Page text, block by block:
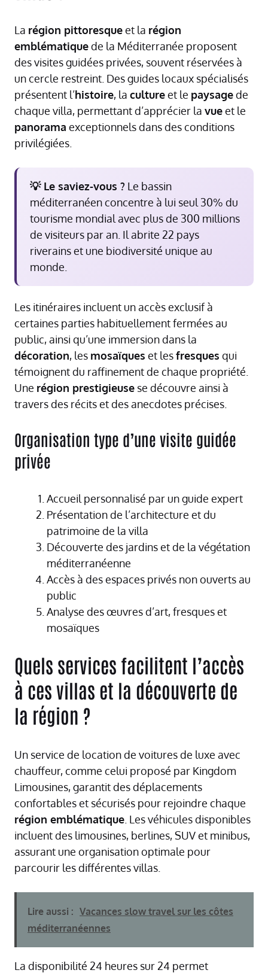
La région pittoresqueet la région
emblématiquede la Méditerranée proposent
des visites guidées privées, souvent réservées à
un cercle restreint. Des guides locaux spécialisés
présentent l’histoire, la cultureet le paysagede
chaque villa, permettant d’apprécier la vueet le
panorama exceptionnels dans des conditions
privilégiées.
💡 Le saviez-vous ? Le bassin
méditerranéen concentre à lui seul 30% du
tourisme mondial avec plus de 300 millions
de visiteurs par an. Il abrite 22 pays
riverains et une biodiversité unique au
monde.
Les itinéraires incluent un accès exclusif à
certaines parties habituellement fermées au
public, ainsi qu’une immersion dans la
décoration, les mosaïques et lesfresques qui
témoignent du raffinement de chaque propriété.
Une région prestigieuse se découvre ainsi à
travers des récits et des anecdotes précises.
Organisation type d’une visite guidée
privée
Accueil personnalisé par un guide expert
Présentation de l’architecture et du
patrimoine de la villa
Découverte des jardins et de la végétation
méditerranéenne
Accès à des espaces privés non ouverts au
public
Analyse des œuvres d’art, fresques et
mosaïques
Quels services facilitent l’accès
à ces villas et la découverte de
la région ?
Un service de location de voitures de luxe avec
chauffeur, comme celui proposé par Kingdom
Limousines, garantit des déplacements
confortables et sécurisés pour rejoindre chaque
région emblématique . Les véhicules disponibles
incluent des limousines, berlines, SUV et minibus,
assurant une organisation optimale pour
parcourir les différentes villas.
Lire aussi : Vacances slow travel sur les côtes
méditerranéennes
La disponibilité 24 heures sur 24 permet